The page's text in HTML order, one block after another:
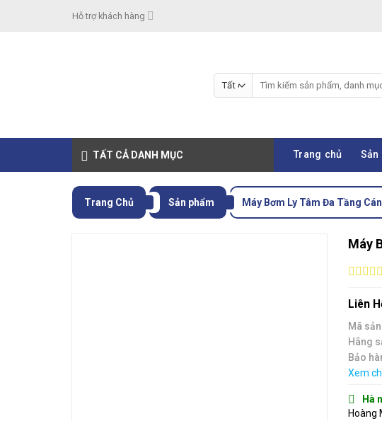
Hỗ trợ khách hàng
kiếm:
TẤT CẢ DANH MỤC Trang chủ Sản
Trang Chủ Sản phẩm Máy Bơm Ly Tâm Đa Tầng
Máy
out
of
5
Liên
Mã
Hãng
Bảo
Xem
Hà
Hoàng